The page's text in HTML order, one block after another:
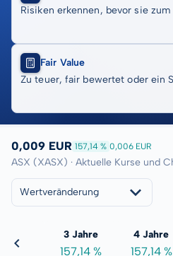
Risiken erkennen, bevor sie
Fair Value
Zu teuer, fair bewertet oder ein
0,009 EUR 157,14 % 0,006 EUR
ASX (XASX) · Aktuelle Kurse und
Wertveränderung
%
3 Jahre
157,14 %
4 Jahre
157,14 %